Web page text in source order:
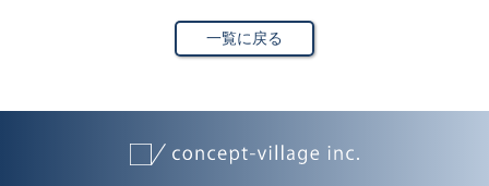
一覧に戻る